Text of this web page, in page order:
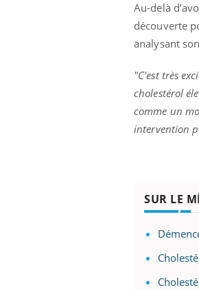
Au-delà
découverte
analysant
"C'est très
cholestérol
comme un
intervention
SUR LE
Insuline & Charge
osait en parler??
En 2026, l'insuline
patients comme parfois